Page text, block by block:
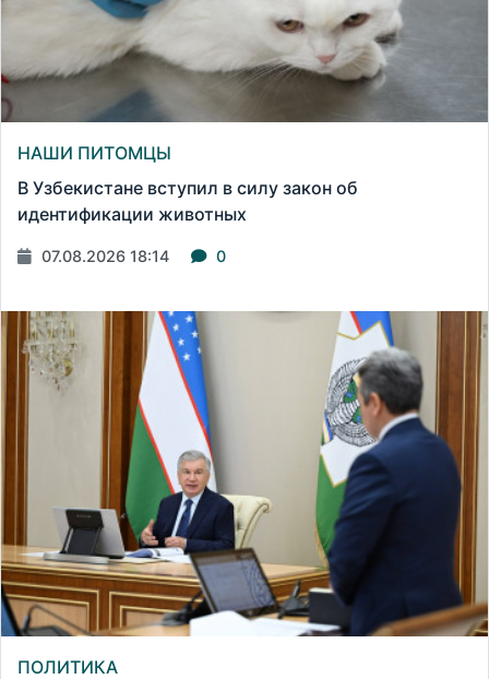
НАШИ ПИТОМЦЫ
В Узбекистане вступил в силу закон об
идентификации животных
07.08.2026 18:14 0
ПОЛИТИКА